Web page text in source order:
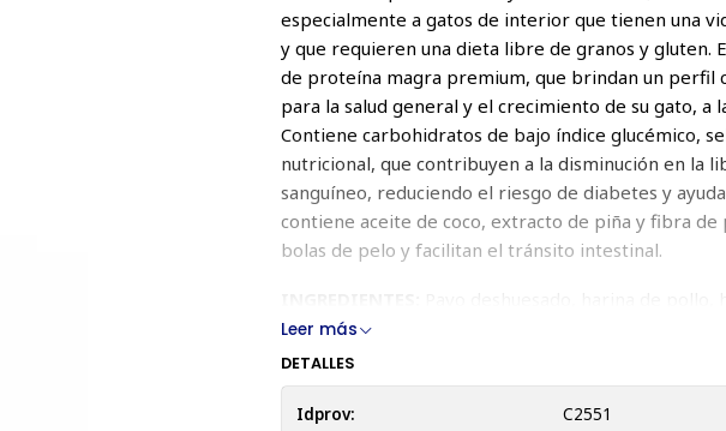
especialmente a gatos de interior que tienen una
y que requieren una dieta libre de granos y gluten.
de proteína magra premium, que brindan un perfil
para la salud general y el crecimiento de su gato, a
Contiene carbohidratos de bajo índice glucémico,
nutricional, que contribuyen a la disminución en la
sanguíneo, reduciendo el riesgo de diabetes y
contiene aceite de coco, extracto de piña y fibra
bolas de pelo y facilitan el tránsito intestinal.
lentejas, harina de alfalfa curada al sol, fibra de
deshuesado, huevo entero, sabor de pollo natural,
tocoferoles mixtos), hígado de pollo, psyllium,
de coco, calabaza, calabaza, zanahorias, espinacas,
Leer más
DETALLES
Idprov: C2551